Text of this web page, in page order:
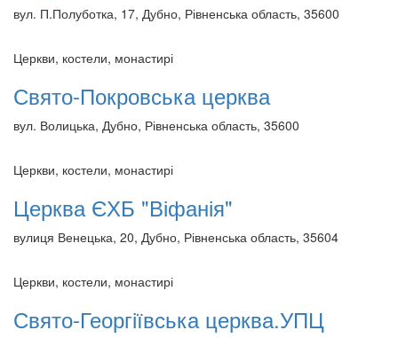
вул. П.Полуботка, 17, Дубно, Рівненська область, 35600
Церкви, костели, монастирі
Свято-Покровська церква
вул. Волицька, Дубно, Рівненська область, 35600
Церкви, костели, монастирі
Церква ЄХБ "Віфанія"
вулиця Венецька, 20, Дубно, Рівненська область, 35604
Церкви, костели, монастирі
Свято-Георгіївська церква.УПЦ